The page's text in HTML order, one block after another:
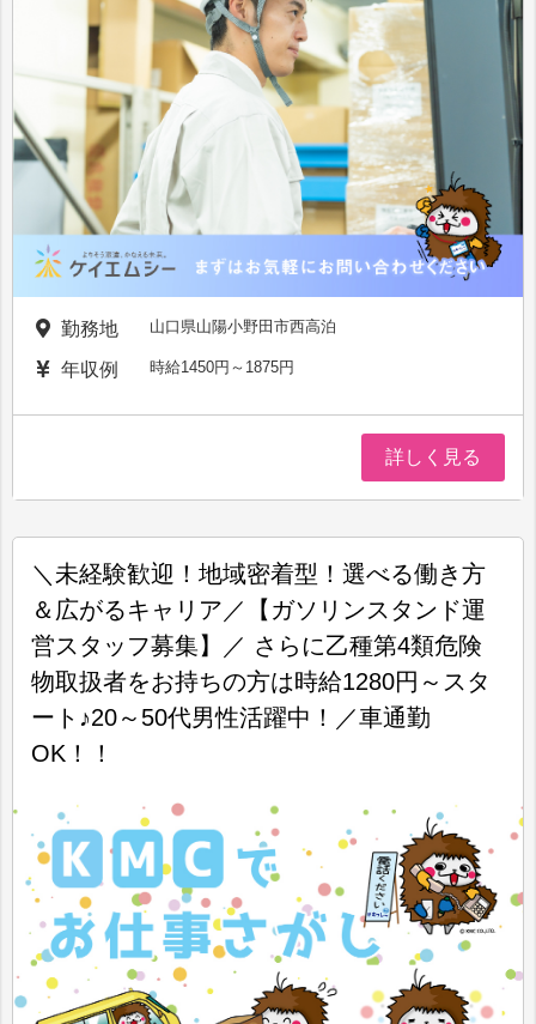
勤務地 山口県山陽小野田市西高泊
年収例 時給1450円～1875円
詳しく見る
＼未経験歓迎！地域密着型！選べる働き方
＆広がるキャリア／【ガソリンスタンド運
営スタッフ募集】／ さらに乙種第4類危険
物取扱者をお持ちの方は時給1280円～スタ
ート♪20～50代男性活躍中！／車通勤
OK！！